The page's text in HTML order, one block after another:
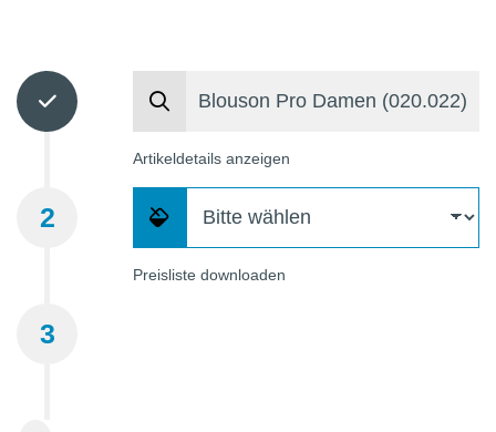
Artikeldetails anzeigen
2
Preisliste downloaden
3